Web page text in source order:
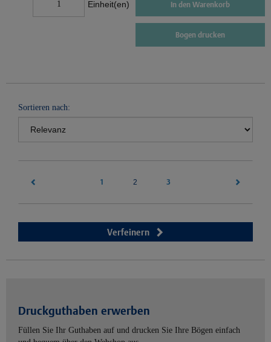
Einheit(en) In den Warenkorb
Bogen drucken
Sortieren nach:
1 2 3
Verfeinern
Druckguthaben erwerben
Füllen Sie Ihr Guthaben auf und drucken Sie Ihre Bögen einfach